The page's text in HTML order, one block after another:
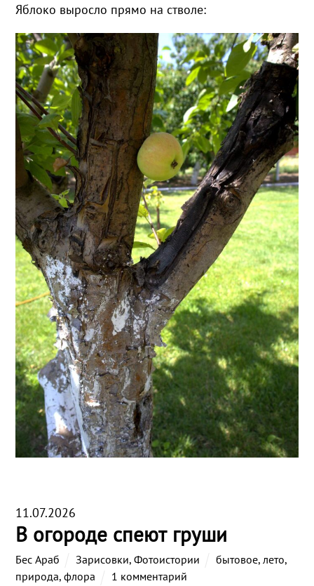
Яблоко выросло прямо на стволе:
11.07.2026
В огороде спеют груши
Бес Араб Зарисовки,Фотоистории бытовое, лето,
природа,флора 1 комментарий